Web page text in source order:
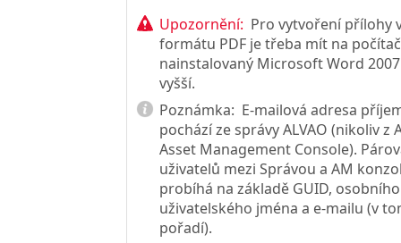
Upozornění: Pro vytvoření přílohy
formátu PDF je třeba mít na
nainstalovaný Microsoft Word
vyšší.
Poznámka: E-mailová adresa
pochází ze správy ALVAO (nikoliv z
Asset Management Console).
uživatelů mezi Správou a AM
probíhá na základě GUID,
uživatelského jména a e-mailu (v
pořadí).